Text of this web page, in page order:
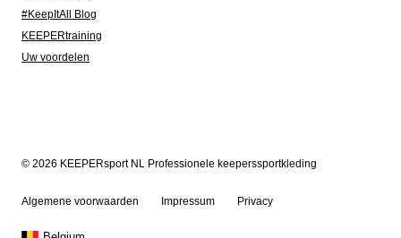
#KeepItAll Blog
KEEPERtraining
Uw voordelen
© 2026 KEEPERsport NL Professionele keeperssportkleding
Algemene voorwaarden Impressum Privacy